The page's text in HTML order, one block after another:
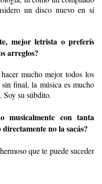
un disco nuevo en sí
mejor letrista o preferís
arreglos?
mucho mejor todos los
final, la música es mucho
Soy su súbdito.
musicalmente con tanta
no la sacás?
que te puede suceder